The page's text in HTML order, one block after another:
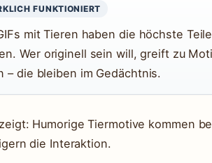
FUNKTIONIERT
mit Tieren haben die höchste
Wer originell sein will, greift zu
– die bleiben im Gedächtnis.
Humorige Tiermotive kommen
die Interaktion.